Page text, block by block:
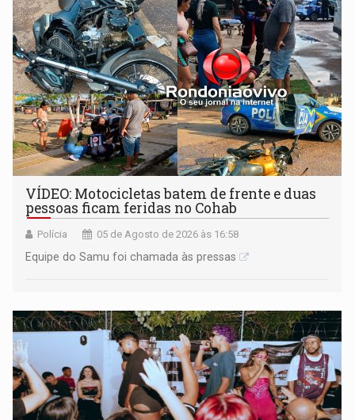
VÍDEO: Motocicletas batem de frente e duas
pessoas ficam feridas no Cohab
Polícia 05 de Agosto de 2026 às 16:58
Equipe do Samu foi chamada às pressas